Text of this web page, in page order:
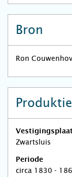
Bron
Ron
Produktie
Zwartsluis
Periode
circa 1830 -